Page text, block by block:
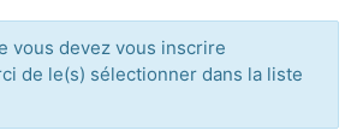
vous devez vous inscrire
de le(s) sélectionner dans la liste